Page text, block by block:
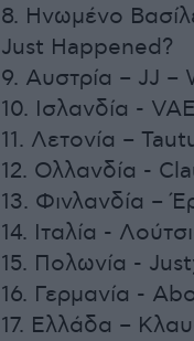
8. Ηνωμένο
Just Happened?
9. Αυστρία – JJ –
10. Ισλανδία -
11. Λετονία –
12. Ολλανδία -
13. Φινλανδία –
14. Ιταλία -
15. Πολωνία -
16. Γερμανία -
17. Ελλάδα –